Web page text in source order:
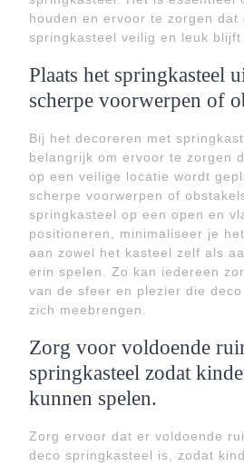
houden en ervoor te zorgen
springkasteel veilig en leuk blijft
Plaats het springkasteel
scherpe voorwerpen of
Bij het decoreren met
belangrijk om ervoor te zorgen
op een veilige locatie wordt
scherpe voorwerpen of
springkasteel op een open en
positioneren, minimaliseer je
aan zowel het kasteel zelf als
erin spelen. Zo kan iedereen
van de sfeer en plezier die
zich meebrengen.
Zorg voor voldoende
springkasteel zodat
kunnen spelen.
Zorg ervoor dat er voldoende
deco springkasteel is, zodat